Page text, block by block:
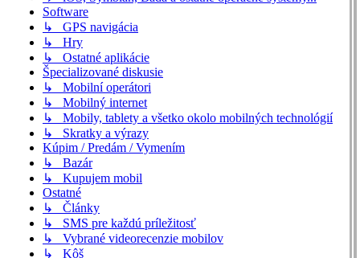
Software
↳ GPS navigácia
↳ Hry
↳ Ostatné aplikácie
Špecializované diskusie
↳ Mobilní operátori
↳ Mobilný internet
↳ Mobily, tablety a všetko okolo mobilných technológií
↳ Skratky a výrazy
Kúpim / Predám / Vymením
↳ Bazár
↳ Kupujem mobil
Ostatné
↳ Články
↳ SMS pre každú príležitosť
↳ Vybrané videorecenzie mobilov
↳ Kôš